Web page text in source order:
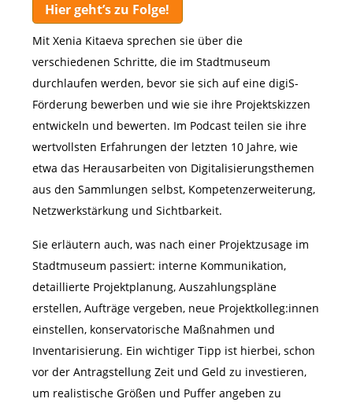
Hier geht’s zu Folge!
Mit Xenia Kitaeva sprechen sie über die
verschiedenen Schritte, die im Stadtmuseum
durchlaufen werden, bevor sie sich auf eine digiS-
Förderung bewerben und wie sie ihre Projektskizzen
entwickeln und bewerten. Im Podcast teilen sie ihre
wertvollsten Erfahrungen der letzten 10 Jahre, wie
etwa das Herausarbeiten von Digitalisierungsthemen
aus den Sammlungen selbst, Kompetenzerweiterung,
Netzwerkstärkung und Sichtbarkeit.
Sie erläutern auch, was nach einer Projektzusage im
Stadtmuseum passiert: interne Kommunikation,
detaillierte Projektplanung, Auszahlungspläne
erstellen, Aufträge vergeben, neue Projektkolleg:innen
einstellen, konservatorische Maßnahmen und
Inventarisierung. Ein wichtiger Tipp ist hierbei, schon
vor der Antragstellung Zeit und Geld zu investieren,
um realistische Größen und Puffer angeben zu